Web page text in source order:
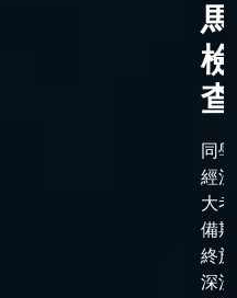
檢
同
經
大
備
終
深